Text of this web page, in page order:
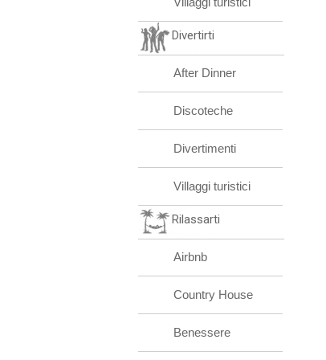
Divertirti
After Dinner
Discoteche
Divertimenti
Villaggi turistici
Rilassarti
Airbnb
Country House
Benessere